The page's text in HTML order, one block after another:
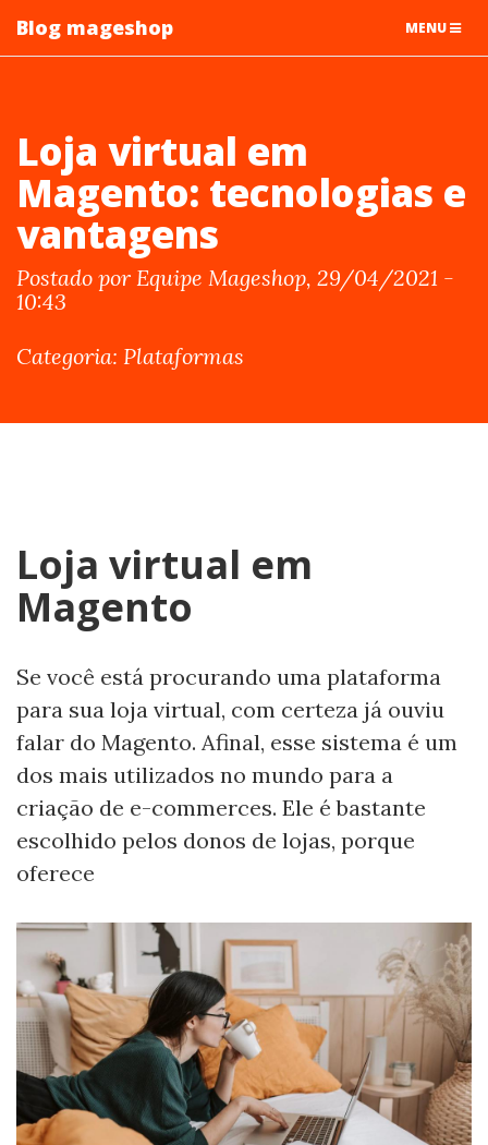
TOGGLE
MENU
Blog mageshop
Loja virtual em
Magento: tecnologias e
vantagens
Postado por Equipe Mageshop, 29/04/2021 -
10:43
Categoria: Plataformas
Loja virtual em
Magento
Se você está procurando uma plataforma
para sua loja virtual, com certeza já ouviu
falar do Magento. Afinal, esse sistema é um
dos mais utilizados no mundo para a
criação de e-commerces. Ele é bastante
escolhido pelos donos de lojas, porque
oferece